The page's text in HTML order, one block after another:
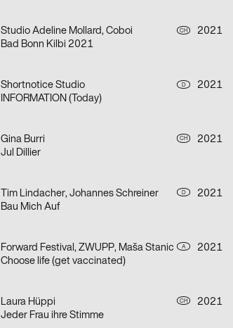
Studio Adeline Mollard, Coboi CH
2021
Bad Bonn Kilbi 2021
Shortnotice Studio D
2021
INFORMATION (Today)
Gina Burri CH
2021
Jul Dillier
Tim Lindacher, Johannes Schreiner D
2021
Bau Mich Auf
Forward Festival, ZWUPP, Maša Stanic A
2021
Choose life (get vaccinated)
Laura Hüppi CH
2021
Jeder Frau ihre Stimme